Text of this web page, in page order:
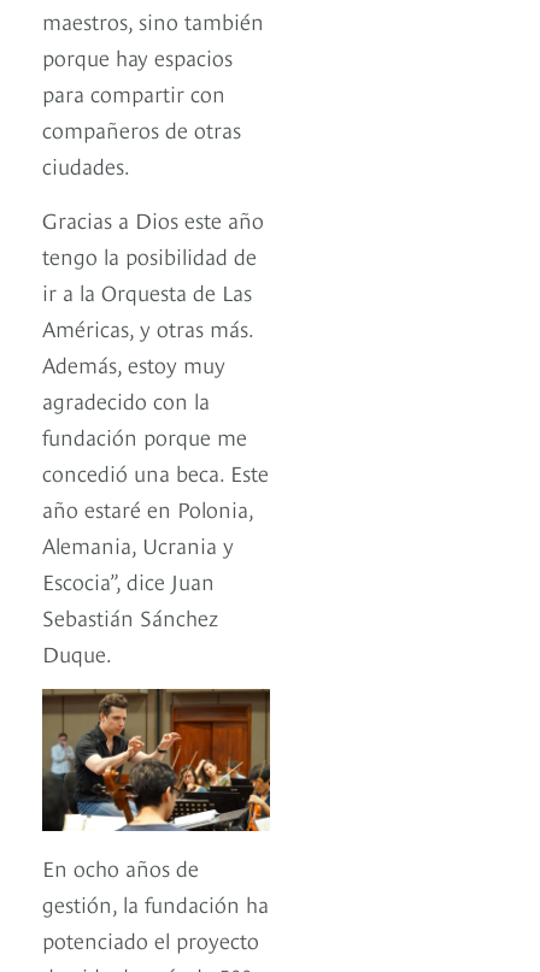
maestros, sino también
porque hay espacios
para compartir con
compañeros de otras
ciudades.
Gracias a Dios este año
tengo la posibilidad de
ir a la Orquesta de Las
Américas, y otras más.
Además, estoy muy
agradecido con la
fundación porque me
concedió una beca. Este
año estaré en Polonia,
Alemania, Ucrania y
Escocia”, dice Juan
Sebastián Sánchez
Duque.
En ocho años de
gestión, la fundación ha
potenciado el proyecto